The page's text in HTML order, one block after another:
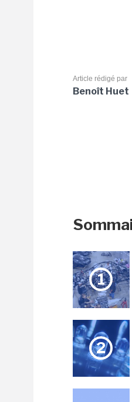
Article rédigé par
Benoît Huet
1
2